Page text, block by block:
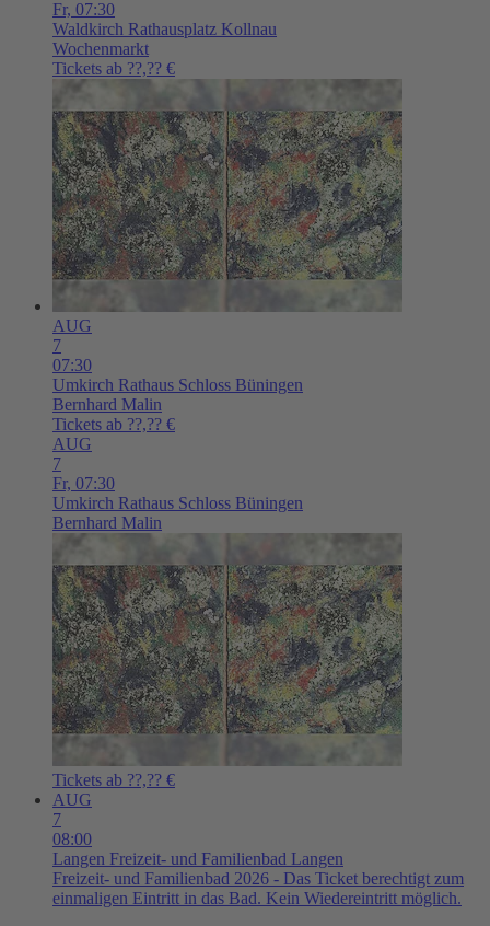
Fr, 07:30
Waldkirch Rathausplatz Kollnau
Wochenmarkt
Tickets ab ??,?? €
AUG
7
07:30
Umkirch Rathaus Schloss Büningen
Bernhard Malin
Tickets ab ??,?? €
AUG
7
Fr, 07:30
Umkirch Rathaus Schloss Büningen
Bernhard Malin
Tickets ab ??,?? €
AUG
7
08:00
Langen Freizeit- und Familienbad Langen
Freizeit- und Familienbad 2026 - Das Ticket berechtigt zum
einmaligen Eintritt in das Bad. Kein Wiedereintritt möglich.